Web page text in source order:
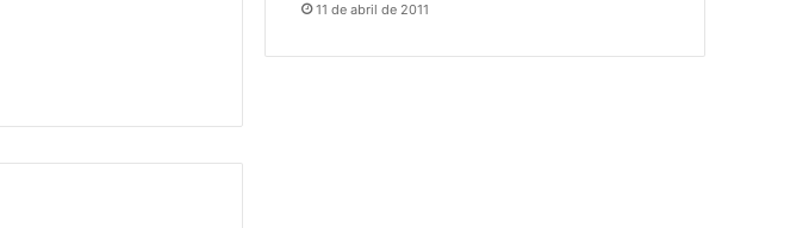
11 de abril de 2011